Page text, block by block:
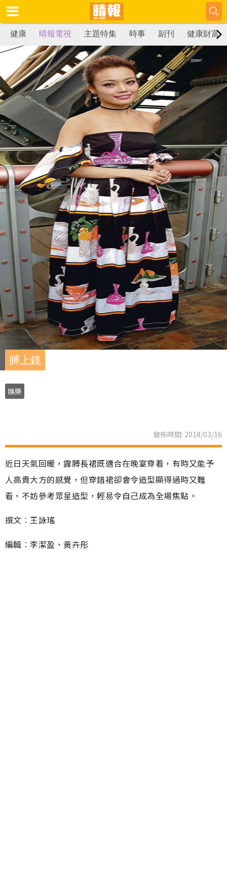
健康 晴報電視 主題特集 時事 副刊 健康財富
膊上鏡
娛樂
發佈時間: 2018/03/16
近日天氣回暖，露膊長裙既適合在晚宴穿着，有時又能予
人高貴大方的感覺，但穿錯裙卻會令造型顯得過時又難
看，不妨參考眾星造型，輕易令自己成為全場焦點。
撰文︰王詠瑤
編輯︰李潔盈、黃卉彤